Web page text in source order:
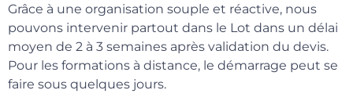
Grâce à une organisation souple et réactive, nous
pouvons intervenir partout dans le Lot dans un délai
moyen de 2 à 3 semaines après validation du devis.
Pour les formations à distance, le démarrage peut se
faire sous quelques jours.